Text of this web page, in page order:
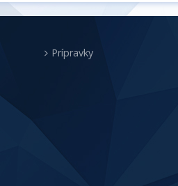
Prípravky